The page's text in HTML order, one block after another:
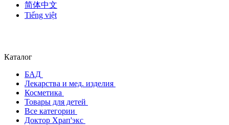
简体中文
Tiếng việt
Каталог
БАД
Лекарства и мед. изделия
Косметика
Товары для детей
Все категории
Доктор Храп'экс